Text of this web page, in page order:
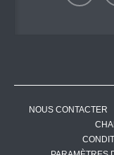
NOUS CONTACTER